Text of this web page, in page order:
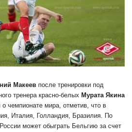
Макеев после тренировки под
тренера красно-белых Мурата Якина
чемпионате мира, отметив, что в
Италия, Голландия, Бразилия. По
может обыграть Бельгию за счет